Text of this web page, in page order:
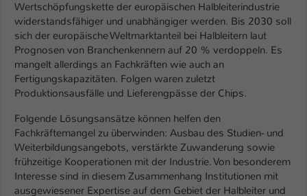
Wertschöpfungskette der europäischen Halbleiterindustrie
widerstandsfähiger und unabhängiger werden. Bis 2030 soll
sich der europäische Weltmarktanteil bei Halbleitern laut
Prognosen von Branchenkennern auf 20 % verdoppeln. Es
mangelt allerdings an Fachkräften wie auch an
Fertigungskapazitäten. Folgen waren zuletzt
Produktionsausfälle und Lieferengpässe der Chips.
Folgende Lösungsansätze können helfen den
Fachkräftemangel zu überwinden: Ausbau des Studien- und
Weiterbildungsangebots, verstärkte Zuwanderung sowie
frühzeitige Kooperationen mit der Industrie. Von besonderem
Interesse sind in diesem Zusammenhang Institutionen mit
ausgewiesener Expertise auf dem Gebiet der Halbleiter und
Zweck
Einstellungen. Unter anderem eine zufällig
generierte ID, für die historische
Speicherung Ihrer vorgenommen
Einstellungen, falls der Webseiten-
Betreiber dies eingestellt hat.
Anbieter TYPO3
Laufzeit 1 Woche